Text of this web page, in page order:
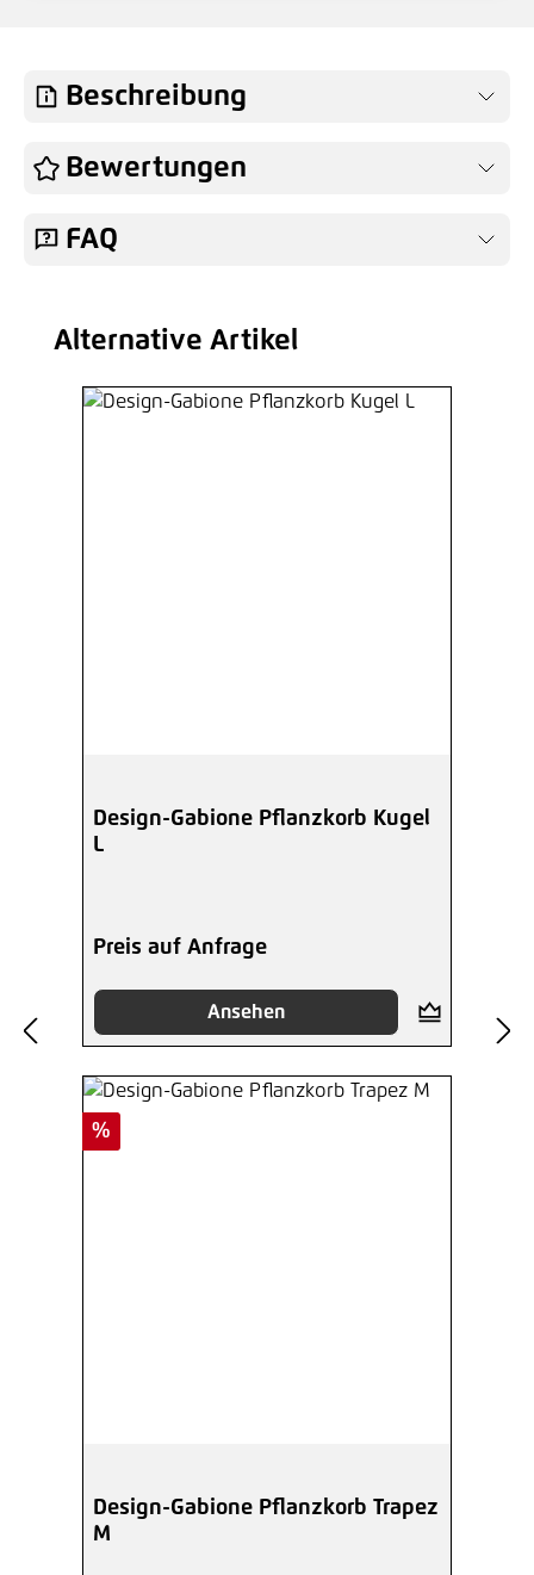
Beschreibung
Bewertungen
FAQ
Produktgalerie überspringen
Alternative Artikel
Design-Gabione Pflanzkorb Kugel
L
Preis auf Anfrage
Ansehen
Rabatt
%
Design-Gabione Pflanzkorb Trapez
M